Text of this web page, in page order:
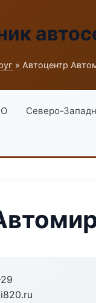
» Автоцентр
Северо-